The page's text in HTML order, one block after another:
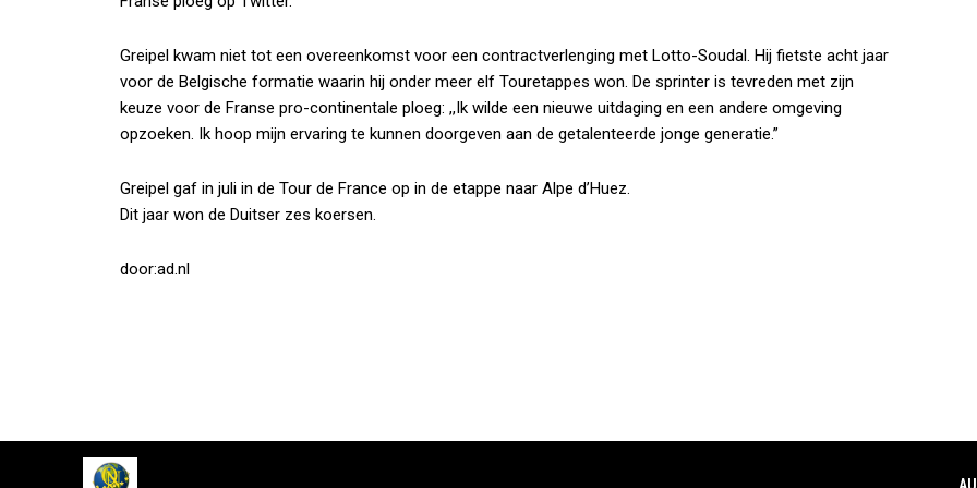
Greipel kwam niet tot een overeenkomst voor een contractverlenging met Lotto-Soudal. Hij fietste acht jaar
voor de Belgische formatie waarin hij onder meer elf Touretappes won. De sprinter is tevreden met zijn
keuze voor de Franse pro-continentale ploeg: ,,Ik wilde een nieuwe uitdaging en een andere omgeving
opzoeken. Ik hoop mijn ervaring te kunnen doorgeven aan de getalenteerde jonge generatie.”
Greipel gaf in juli in de Tour de France op in de etappe naar Alpe d’Huez.
Dit jaar won de Duitser zes koersen.
door:ad.nl